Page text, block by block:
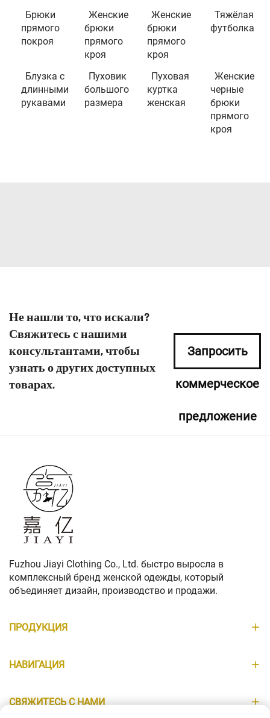
Брюки
прямого
покроя
Женские
брюки
прямого
кроя
Женские
брюки
прямого
кроя
Тяжёлая
футболка
Блузка с
длинными
рукавами
Пуховик
большого
размера
Пуховая
куртка
женская
Женские
черные
брюки
прямого
кроя
Не нашли то, что искали?
Свяжитесь с нашими
консультантами, чтобы
узнать о других доступных
товарах.
Запросить
коммерческое
предложение
Fuzhou Jiayi Clothing Co., Ltd. быстро выросла в
комплексный бренд женской одежды, который
объединяет дизайн, производство и продажи.
ПРОДУКЦИЯ
НАВИГАЦИЯ
СВЯЖИТЕСЬ С НАМИ